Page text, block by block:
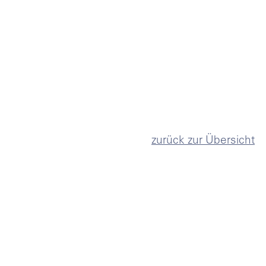
zurück zur Übersicht